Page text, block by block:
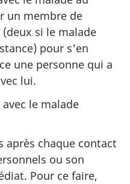
un membre de
si le malade
pour s'en
une personne qui a
lui.
le malade
après chaque contact
ou son
Pour ce faire,